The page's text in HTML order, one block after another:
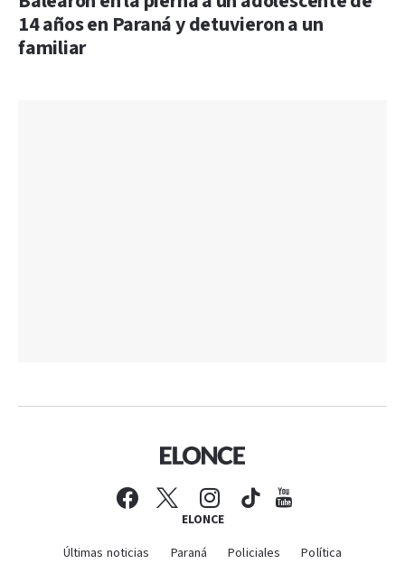
14 años en Paraná y detuvieron a un
familiar
ELONCE
Últimas noticias Paraná Policiales Política